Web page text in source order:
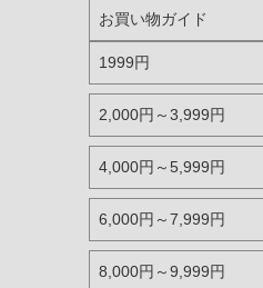
お買い物ガイド
1999円
2,000円～3,999円
4,000円～5,999円
6,000円～7,999円
8,000円～9,999円